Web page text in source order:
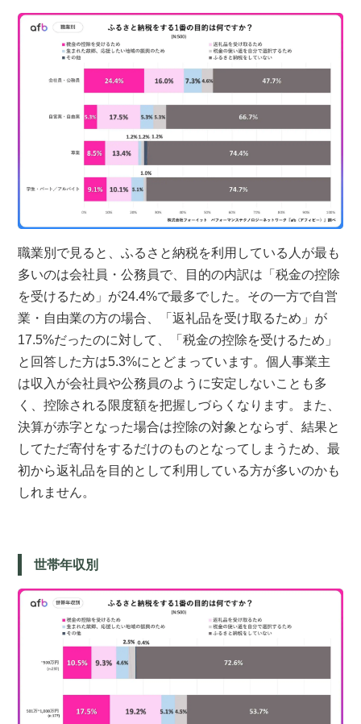
職業別で見ると、ふるさと納税を利用している人が最も
多いのは会社員・公務員で、目的の内訳は「税金の控除
を受けるため」が24.4%で最多でした。その一方で自営
業・自由業の方の場合、「返礼品を受け取るため」が
17.5%だったのに対して、「税金の控除を受けるため」
と回答した方は5.3%にとどまっています。個人事業主
は収入が会社員や公務員のように安定しないことも多
く、控除される限度額を把握しづらくなります。また、
決算が赤字となった場合は控除の対象とならず、結果と
してただ寄付をするだけのものとなってしまうため、最
初から返礼品を目的として利用している方が多いのかも
しれません。
世帯年収別